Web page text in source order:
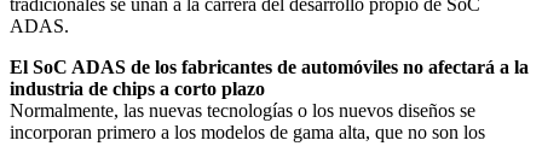
ADAS.
El SoC ADAS de los fabricantes de automóviles no afectará a la
industria de chips a corto plazo
Normalmente, las nuevas tecnologías o los nuevos diseños se
incorporan primero a los modelos de gama alta, que no son los